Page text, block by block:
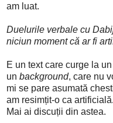
am luat.
Duelurile verbale cu
niciun moment că ar fi
E un text care curge la
un background, care nu
mi se pare asumată
am resimțit-o ca
Mai ai discuții din astea.